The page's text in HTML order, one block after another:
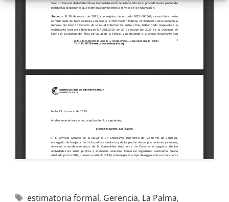
estimatoria formal, Gerencia, La Palma,